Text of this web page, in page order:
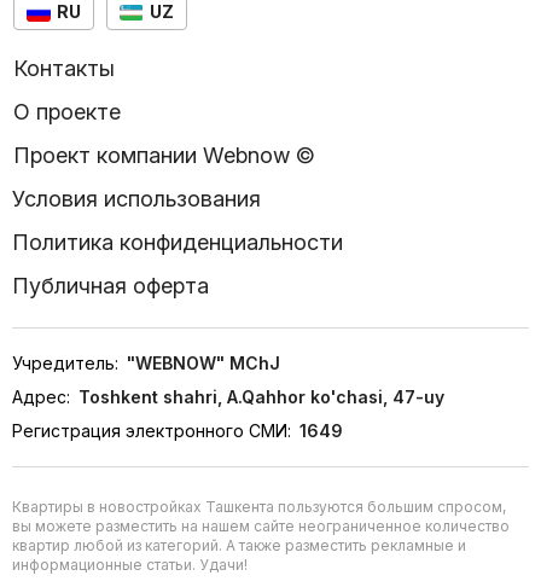
RU UZ
Контакты
О проекте
Проект компании Webnow ©
Условия использования
Политика конфиденциальности
Публичная оферта
Учредитель: "WEBNOW" MChJ
Адрес: Toshkent shahri, A.Qahhor ko'chasi, 47-uy
Регистрация электронного СМИ: 1649
Квартиры в новостройках Ташкента пользуются большим спросом,
вы можете разместить на нашем сайте неограниченное количество
квартир любой из категорий. А также разместить рекламные и
информационные статьи. Удачи!